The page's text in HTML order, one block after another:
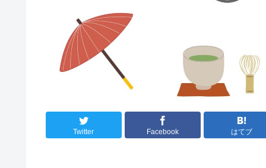
Twitter Facebook はてブ